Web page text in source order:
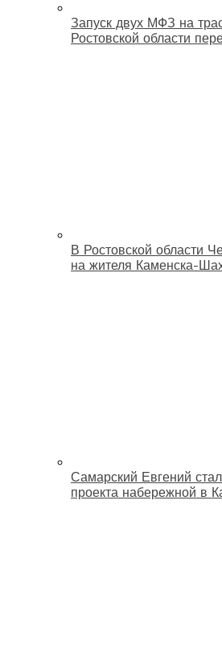
Запуск двух МФЗ на
Ростовской области
В Ростовской области
на жителя Каменска-
Самарский Евгений
проекта набережной в